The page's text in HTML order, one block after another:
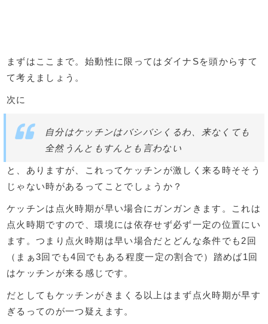
まずはここまで。始動性に限ってはダイナSを頭からすて
て考えましょう。
次に
自分はケッチンはバシバシくるわ、来なくても
全然うんともすんとも言わない
と、ありますが、これってケッチンが激しく来る時そそう
じゃない時があるってことでしょうか？
ケッチンは点火時期が早い場合にガンガンきます。これは
点火時期ですので、環境には依存せず必ず一定の位置にい
ます。つまり点火時期は早い場合だとどんな条件でも2回
（まぁ3回でも4回でもある程度一定の割合で）踏めば1回
はケッチンが来る感じです。
だとしてもケッチンがきまくる以上はまず点火時期が早す
ぎるってのが一つ疑えます。